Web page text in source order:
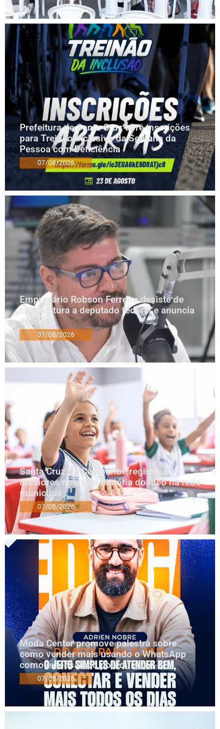
Prefeitura de Santa Cruz abre inscrições
para Treinão Inclusivo da Semana da
Pessoa com Deficiência
07/08/2026
Empresário Robson Ferreira desiste de
candidatura a deputado federal e anuncia
apoios
07/08/2026
Santa Cruz do Capibaribe registra as
melhores notas da história do Ideb na rede
municipal
07/08/2026
Moda Center promove palestra sobre
como vender mais usando o WhatsApp
como extensão do ponto físico
07/08/2026